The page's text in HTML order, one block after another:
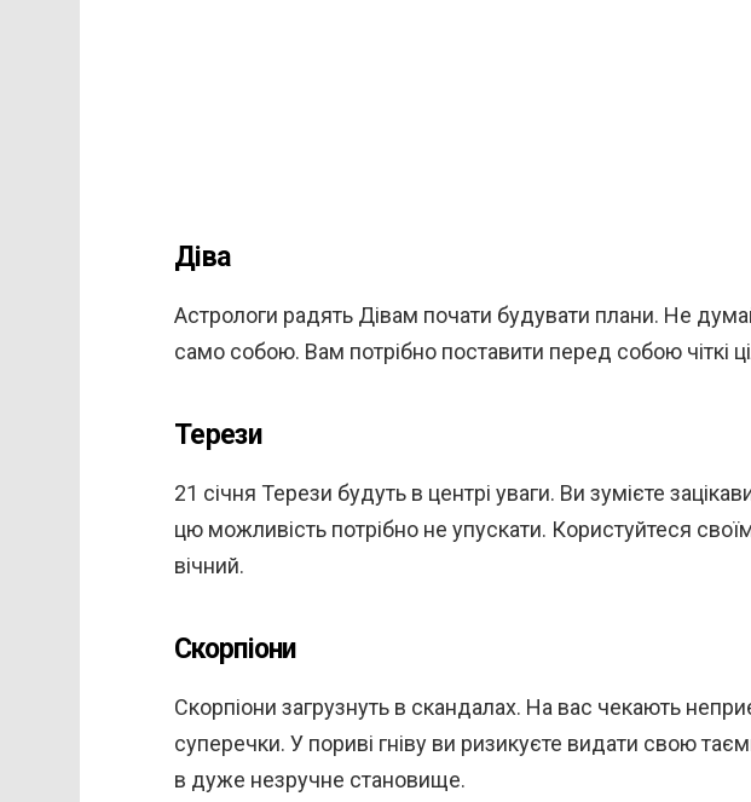
Діва
Астрологи радять Дівам почати будувати плани. Не
само собою. Вам потрібно поставити перед собою чіткі
Терези
21 січня Терези будуть в центрі уваги. Ви зумієте
цю можливість потрібно не упускати. Користуйтеся
вічний.
Скорпіони
Скорпіони загрузнуть в скандалах. На вас чекають
суперечки. У пориві гніву ви ризикуєте видати свою
в дуже незручне становище.